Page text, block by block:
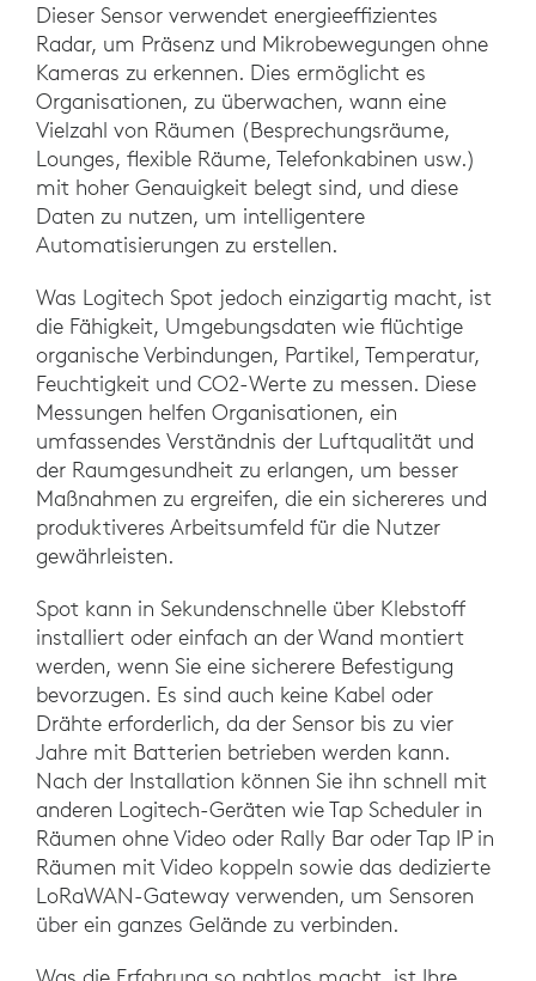
Dieser Sensor verwendet energieeffizientes
Radar, um Präsenz und Mikrobewegungen ohne
Kameras zu erkennen. Dies ermöglicht es
Organisationen, zu überwachen, wann eine
Vielzahl von Räumen (Besprechungsräume,
Lounges, flexible Räume, Telefonkabinen usw.)
mit hoher Genauigkeit belegt sind, und diese
Daten zu nutzen, um intelligentere
Automatisierungen zu erstellen.
Was Logitech Spot jedoch einzigartig macht, ist
die Fähigkeit, Umgebungsdaten wie flüchtige
organische Verbindungen, Partikel, Temperatur,
Feuchtigkeit und CO2-Werte zu messen. Diese
Messungen helfen Organisationen, ein
umfassendes Verständnis der Luftqualität und
der Raumgesundheit zu erlangen, um besser
Maßnahmen zu ergreifen, die ein sichereres und
produktiveres Arbeitsumfeld für die Nutzer
gewährleisten.
Spot kann in Sekundenschnelle über Klebstoff
installiert oder einfach an der Wand montiert
werden, wenn Sie eine sicherere Befestigung
bevorzugen. Es sind auch keine Kabel oder
Drähte erforderlich, da der Sensor bis zu vier
Jahre mit Batterien betrieben werden kann.
Nach der Installation können Sie ihn schnell mit
anderen Logitech-Geräten wie Tap Scheduler in
Räumen ohne Video oder Rally Bar oder Tap IP in
Räumen mit Video koppeln sowie das dedizierte
LoRaWAN-Gateway verwenden, um Sensoren
über ein ganzes Gelände zu verbinden.